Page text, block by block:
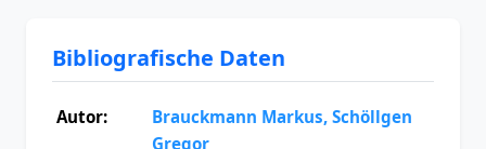
Bibliografische Daten
Autor:
Brauckmann Markus, Schöllgen
Gregor